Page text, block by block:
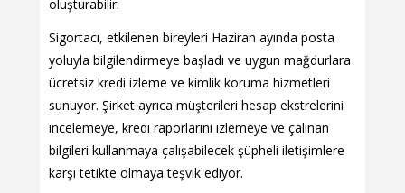
oluşturabilir.
Sigortacı, etkilenen bireyleri Haziran ayında posta
yoluyla bilgilendirmeye başladı ve uygun mağdurlara
ücretsiz kredi izleme ve kimlik koruma hizmetleri
sunuyor. Şirket ayrıca müşterileri hesap ekstrelerini
incelemeye, kredi raporlarını izlemeye ve çalınan
bilgileri kullanmaya çalışabilecek şüpheli iletişimlere
karşı tetikte olmaya teşvik ediyor.